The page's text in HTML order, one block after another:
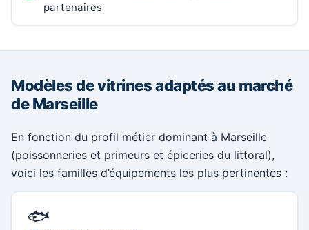
partenaires
Modèles de vitrines adaptés au marché
de Marseille
En fonction du profil métier dominant à Marseille
(poissonneries et primeurs et épiceries du littoral),
voici les familles d’équipements les plus pertinentes :
🐟